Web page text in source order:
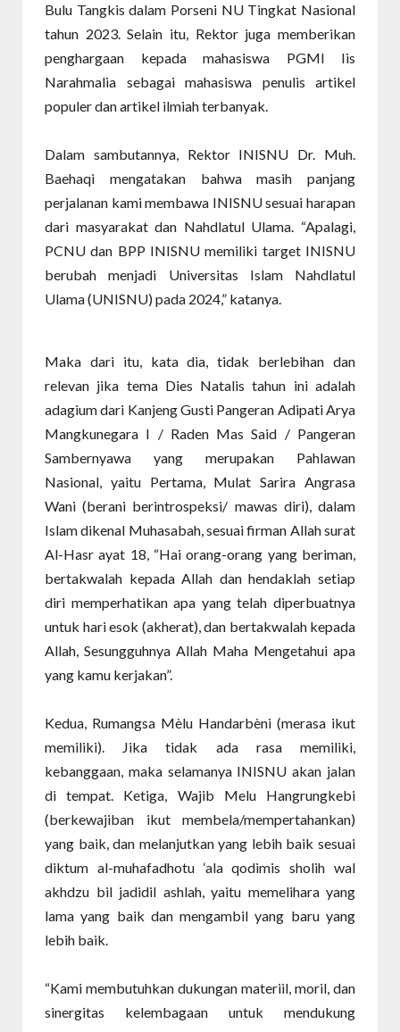
Bulu Tangkis dalam Porseni NU Tingkat Nasional
tahun 2023. Selain itu, Rektor juga memberikan
penghargaan kepada mahasiswa PGMI Iis
Narahmalia sebagai mahasiswa penulis artikel
populer dan artikel ilmiah terbanyak.
Dalam sambutannya, Rektor INISNU Dr. Muh.
Baehaqi mengatakan bahwa masih panjang
perjalanan kami membawa INISNU sesuai harapan
dari masyarakat dan Nahdlatul Ulama. “Apalagi,
PCNU dan BPP INISNU memiliki target INISNU
berubah menjadi Universitas Islam Nahdlatul
Ulama (UNISNU) pada 2024,” katanya.
Maka dari itu, kata dia, tidak berlebihan dan
relevan jika tema Dies Natalis tahun ini adalah
adagium dari Kanjeng Gusti Pangeran Adipati Arya
Mangkunegara I / Raden Mas Said / Pangeran
Sambernyawa yang merupakan Pahlawan
Nasional, yaitu Pertama, Mulat Sarira Angrasa
Wani (berani berintrospeksi/ mawas diri), dalam
Islam dikenal Muhasabah, sesuai firman Allah surat
Al-Hasr ayat 18, “Hai orang-orang yang beriman,
bertakwalah kepada Allah dan hendaklah setiap
diri memperhatikan apa yang telah diperbuatnya
untuk hari esok (akherat), dan bertakwalah kepada
Allah, Sesungguhnya Allah Maha Mengetahui apa
yang kamu kerjakan”.
Kedua, Rumangsa Mèlu Handarbèni (merasa ikut
memiliki). Jika tidak ada rasa memiliki,
kebanggaan, maka selamanya INISNU akan jalan
di tempat. Ketiga, Wajib Melu Hangrungkebi
(berkewajiban ikut membela/mempertahankan)
yang baik, dan melanjutkan yang lebih baik sesuai
diktum al-muhafadhotu ‘ala qodimis sholih wal
akhdzu bil jadidil ashlah, yaitu memelihara yang
lama yang baik dan mengambil yang baru yang
lebih baik.
“Kami membutuhkan dukungan materiil, moril, dan
sinergitas kelembagaan untuk mendukung